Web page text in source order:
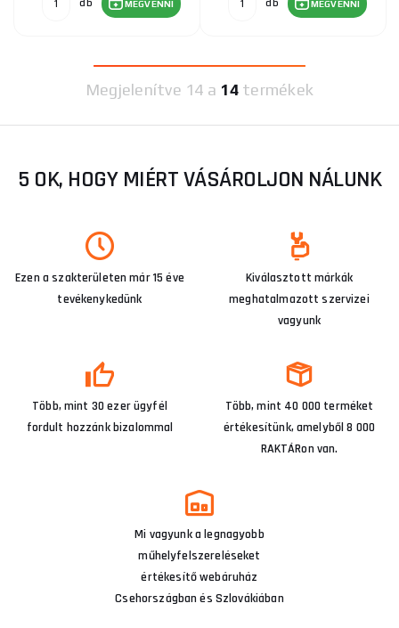
db MEGVENNI db MEGVENNI
Megjelenítve 14 a 14termékek
5 OK, HOGY MIÉRT VÁSÁROLJON NÁLUNK
Ezen a szakterületen már 15 éve
tevékenykedünk
Kiválasztott márkák
meghatalmazott szervizei
vagyunk
Több, mint 30 ezer ügyfél
fordult hozzánk bizalommal
Több, mint 40 000 terméket
értékesítünk, amelyből 8 000
RAKTÁRon van.
Mi vagyunk a legnagyobb
műhelyfelszereléseket
értékesítő webáruház
Csehországban és Szlovákiában